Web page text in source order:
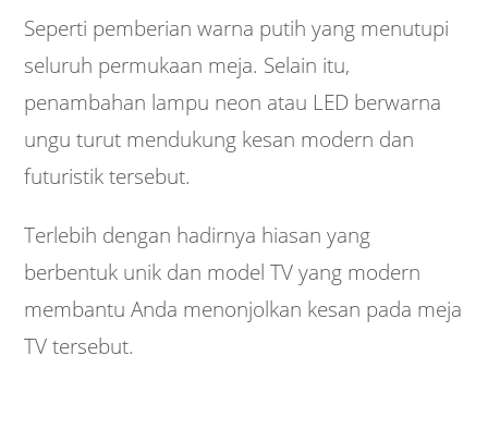
Seperti pemberian warna putih yang menutupi
seluruh permukaan meja. Selain itu,
penambahan lampu neon atau LED berwarna
ungu turut mendukung kesan modern dan
futuristik tersebut.
Terlebih dengan hadirnya hiasan yang
berbentuk unik dan model TV yang modern
membantu Anda menonjolkan kesan pada meja
TV tersebut.